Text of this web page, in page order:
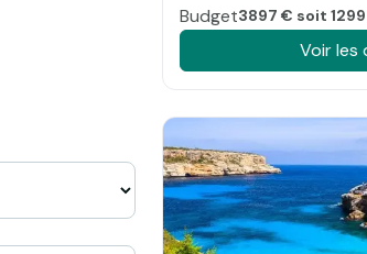
Budget3897 € soit
Voir les